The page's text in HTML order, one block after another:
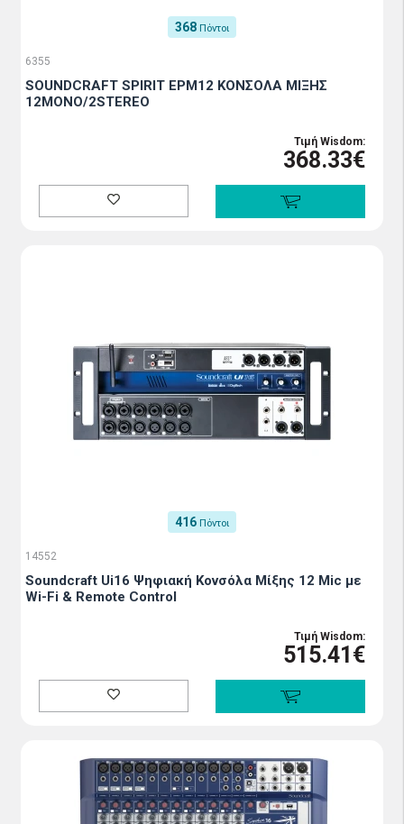
368 Πόντοι
6355
SOUNDCRAFT SPIRIT EPM12 ΚΟΝΣΟΛΑ ΜΙΞΗΣ
12MONO/2STEREO
Τιμή Wisdom:
368.33€
416 Πόντοι
14552
Soundcraft Ui16 Ψηφιακή Κονσόλα Μίξης 12 Mic με
Wi-Fi & Remote Control
Τιμή Wisdom:
515.41€